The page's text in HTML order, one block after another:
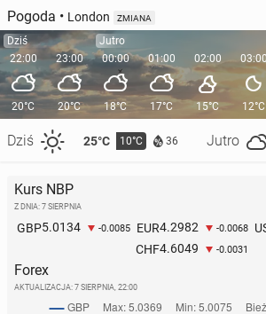
Pogoda • London ZMIANA
Dziś
22:00
20°C
Dziś 25°C 10°C 36 Jutro
23:00
20°C
Jutro
00:00
18°C
01:00
17°C
02:00
15°C
03:00
12°C
Kurs NBP
Z DNIA: 7 SIERPNIA
GBP5.0134 -0.0085 EUR4.2982 -0.0068
CHF4.6049 -0.0031
Forex
AKTUALIZACJA: 7 SIERPNIA, 22:00